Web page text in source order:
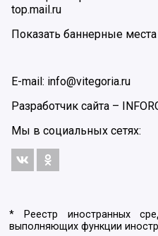
top.mail.ru
Показать баннерные места
E-mail: info@vitegoria.ru
Разработчик сайта –
Мы в социальных сетях:
* Реестр иностранных
выполняющих функции